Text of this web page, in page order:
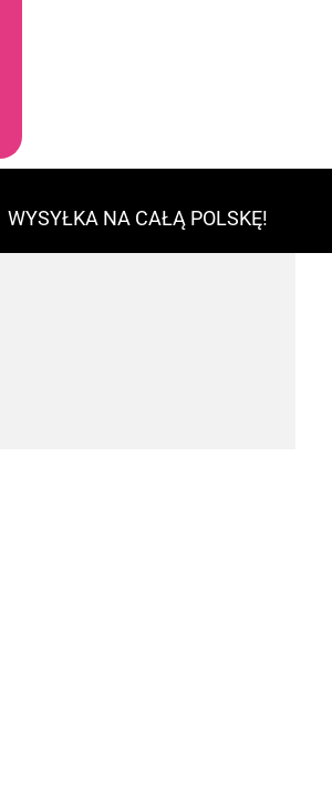
WYSYŁKA NA CAŁĄ POLSKĘ!